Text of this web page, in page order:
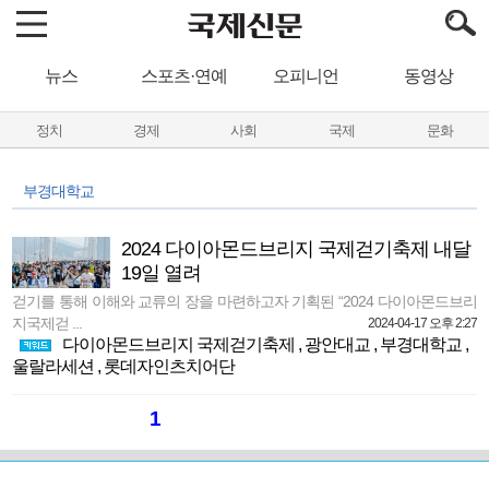
뉴스 스포츠·연예 오피니언 동영상
정치 경제 사회 국제 문화
부경대학교
2024 다이아몬드브리지 국제걷기축제 내달
19일 열려
걷기를 통해 이해와 교류의 장을 마련하고자 기획된 “2024 다이아몬드브리
지국제걷 ...
2024-04-17 오후 2:27
다이아몬드브리지 국제걷기축제 , 광안대교 , 부경대학교 ,
울랄라세션 , 롯데자인츠치어단
1